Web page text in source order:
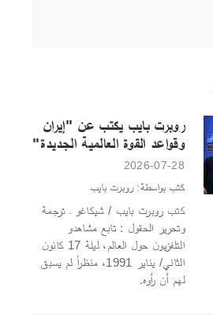
روبرت بايب يكتب عن "إيران
وقواعد القوة العالمية الجديدة"
2026-07-28
كتب بواسطة: روبرت بايب
كتب روبرت بايب / شيكاغو ـ ترجمة
وتحرير الحقول : تابع مشاهدو
التلفزيون حول العالم، ليلة 17 كانون
الثاني/ يناير 1991، منظراً لم يسبق
لهم أن رأوه.